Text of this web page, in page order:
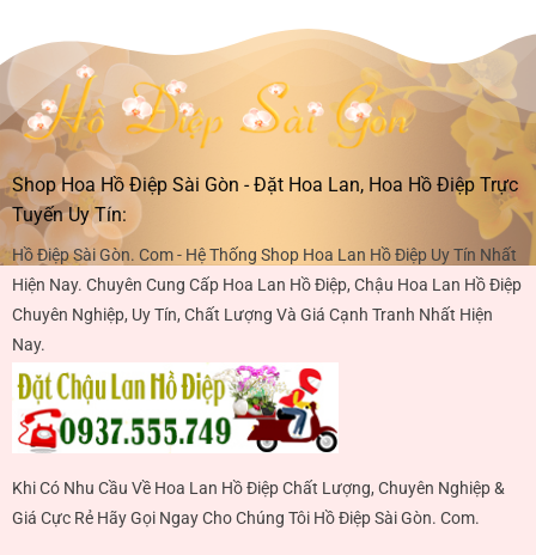
Shop Hoa Hồ Điệp Sài Gòn - Đặt Hoa Lan, Hoa Hồ Điệp Trực
Tuyến Uy Tín:
Hồ Điệp Sài Gòn. Com - Hệ Thống Shop Hoa Lan Hồ Điệp Uy Tín Nhất
Hiện Nay. Chuyên Cung Cấp Hoa Lan Hồ Điệp, Chậu Hoa Lan Hồ Điệp
Chuyên Nghiệp, Uy Tín, Chất Lượng Và Giá Cạnh Tranh Nhất Hiện
Nay.
Khi Có Nhu Cầu Về Hoa Lan Hồ Điệp Chất Lượng, Chuyên Nghiệp &
Giá Cực Rẻ Hãy Gọi Ngay Cho Chúng Tôi Hồ Điệp Sài Gòn. Com.